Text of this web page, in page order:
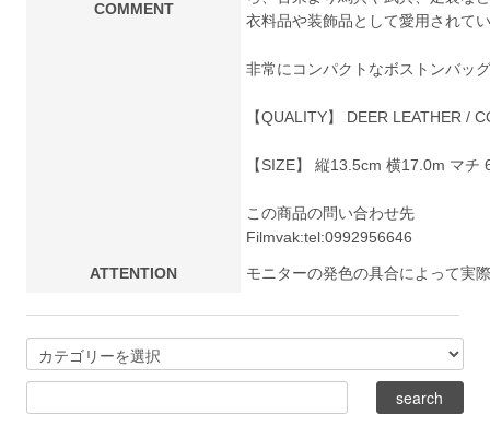
COMMENT
衣料品や装飾品として愛用されて
非常にコンパクトなボストンバッ
【QUALITY】 DEER LEATHER /
【SIZE】 縦13.5cm 横17.0m マチ
この商品の問い合わせ先
Filmvak:tel:0992956646
ATTENTION モニターの発色の具合によって実